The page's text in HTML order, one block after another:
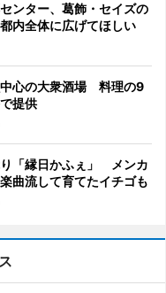
ンター、葛飾・セイズの
内全体に広げてほしい
心の大衆酒場 料理の9
提供
「縁日かふぇ」 メンカ
曲流して育てたイチゴも